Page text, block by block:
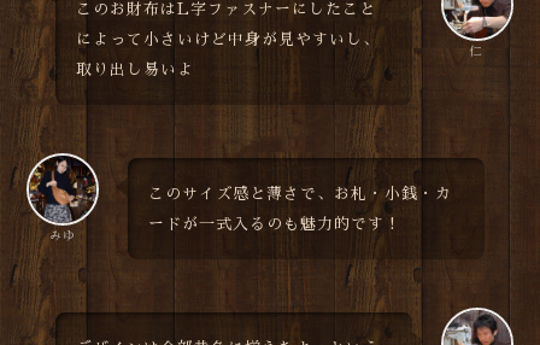
仁
このお財布はL字ファスナーにしたこと
によって小さいけど中身が見やすいし、
取り出し易いよ
みゆ
このサイズ感と薄さで、お札・小銭・カ
ードが一式入るのも魅力的です！